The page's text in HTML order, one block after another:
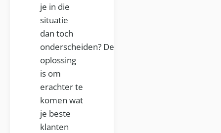
je in die
situatie
dan toch
onderscheiden? De
oplossing
is om
erachter te
komen wat
je beste
klanten